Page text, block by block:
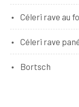
Céleri rave au
Céleri rave
Bortsch